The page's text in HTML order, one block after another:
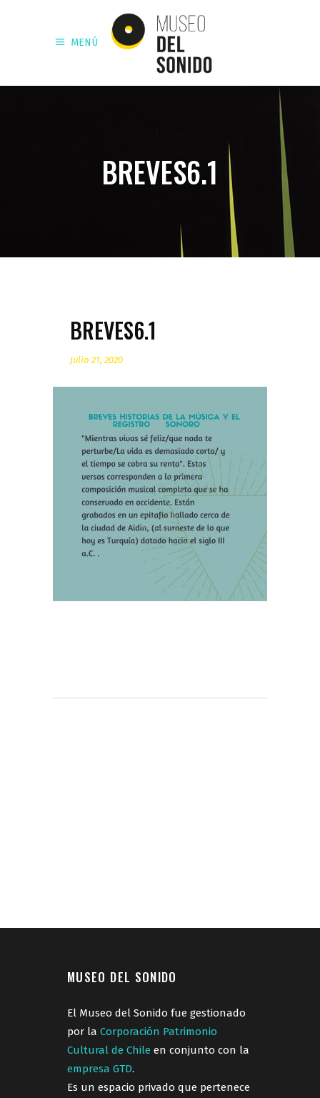
MENÚ
BREVES6.1
BREVES6.1
Julio 21, 2020
MUSEO DEL SONIDO
El Museo del Sonido fue gestionado
por la Corporación Patrimonio
Cultural de Chile en conjunto con la
empresa GTD.
Es un espacio privado que pertenece